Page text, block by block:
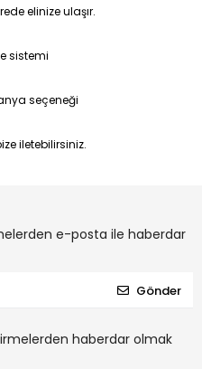
elinize ulaşır.
sistemi
seçeneği
iletebilirsiniz.
e-posta ile haberdar
Gönder
haberdar olmak